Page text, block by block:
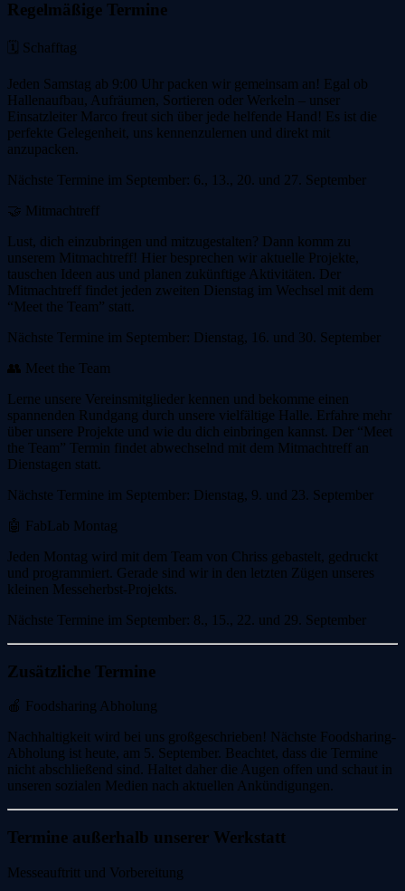
Regelmäßige Termine
🗓️ Schafftag
Jeden Samstag ab 9:00 Uhr packen wir gemeinsam an! Egal ob
Hallenaufbau, Aufräumen, Sortieren oder Werkeln – unser
Einsatzleiter Marco freut sich über jede helfende Hand! Es ist die
perfekte Gelegenheit, uns kennenzulernen und direkt mit
anzupacken.
Nächste Termine im September: 6., 13., 20. und 27. September
🤝 Mitmachtreff
Lust, dich einzubringen und mitzugestalten? Dann komm zu
unserem Mitmachtreff! Hier besprechen wir aktuelle Projekte,
tauschen Ideen aus und planen zukünftige Aktivitäten. Der
Mitmachtreff findet jeden zweiten Dienstag im Wechsel mit dem
“Meet the Team” statt.
Nächste Termine im September: Dienstag, 16. und 30. September
👥 Meet the Team
Lerne unsere Vereinsmitglieder kennen und bekomme einen
spannenden Rundgang durch unsere vielfältige Halle. Erfahre mehr
über unsere Projekte und wie du dich einbringen kannst. Der “Meet
the Team” Termin findet abwechselnd mit dem Mitmachtreff an
Dienstagen statt.
Nächste Termine im September: Dienstag, 9. und 23. September
🤖 FabLab Montag
Jeden Montag wird mit dem Team von Chriss gebastelt, gedruckt
und programmiert. Gerade sind wir in den letzten Zügen unseres
kleinen Messeherbst-Projekts.
Nächste Termine im September: 8., 15., 22. und 29. September
Zusätzliche Termine
🍎 Foodsharing Abholung
Nachhaltigkeit wird bei uns großgeschrieben! Nächste Foodsharing-
Abholung ist heute, am 5. September. Beachtet, dass die Termine
nicht abschließend sind. Haltet daher die Augen offen und schaut in
unseren sozialen Medien nach aktuellen Ankündigungen.
Termine außerhalb unserer Werkstatt
Messeauftritt und Vorbereitung